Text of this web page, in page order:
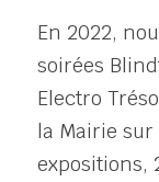
En 2022,
soirées
Electro
la Mairie
expositions,